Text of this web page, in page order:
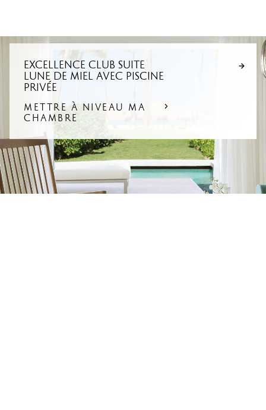
EXCELLENCE CLUB SUITE
LUNE DE MIEL AVEC PISCINE
PRIVÉE
METTRE À NIVEAU MA
CHAMBRE